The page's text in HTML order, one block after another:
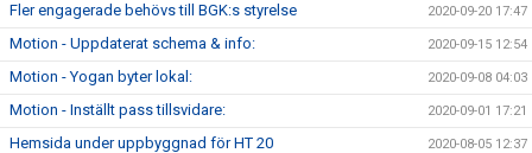
Fler engagerade behövs till BGK:s styrelse 2020-09-20 17:47
Motion - Uppdaterat schema & info: 2020-09-15 12:54
Motion - Yogan byter lokal: 2020-09-08 04:03
Motion - Inställt pass tillsvidare: 2020-09-01 17:21
Hemsida under uppbyggnad för HT 20 2020-08-05 12:37